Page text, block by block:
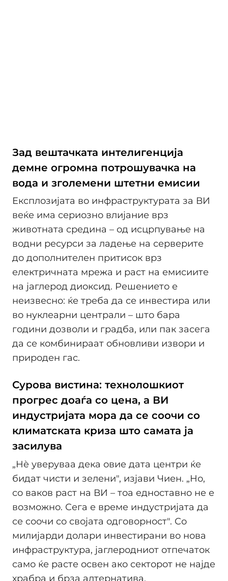
Зад вештачката интелигенција
демне огромна потрошувачка на
вода и зголемени штетни емисии
Експлозијата во инфраструктурата за ВИ
веќе има сериозно влијание врз
животната средина – од исцрпување на
водни ресурси за ладење на серверите
до дополнителен притисок врз
електричната мрежа и раст на емисиите
на јаглерод диоксид. Решението е
неизвесно: ќе треба да се инвестира или
во нуклеарни централи – што бара
години дозволи и градба, или пак засега
да се комбинираат обновливи извори и
природен гас.
Сурова вистина: технолошкиот
прогрес доаѓа со цена, а ВИ
индустријата мора да се соочи со
климатската криза што самата ја
засилува
„Нè уверуваа дека овие дата центри ќе
бидат чисти и зелени", изјави Чиен. „Но,
со ваков раст на ВИ – тоа едноставно не е
возможно. Сега е време индустријата да
се соочи со својата одговорност". Со
милијарди долари инвестирани во нова
инфраструктура, јаглеродниот отпечаток
само ќе расте освен ако секторот не најде
храбра и брза алтернатива.